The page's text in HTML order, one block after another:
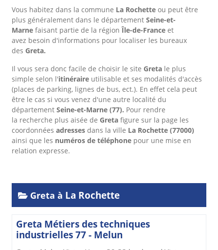
Vous habitez dans la commune La Rochette ou peut être
plus généralement dans le département Seine-et-
Marne faisant partie de la régionÎle-de-France et
avez besoin d'informations pour localiser les bureaux
des Greta.
Il vous sera donc facile de choisir le site Greta le plus
simple selon l'itinéraire utilisable et ses modalités d'accès
(places de parking, lignes de bus, ect.). En effet cela peut
être le cas si vous venez d'une autre localité du
département Seine-et-Marne (77). Pour rendre
la recherche plus aisée de Greta figure sur la page les
coordonnées adresses dans la ville La Rochette (77000)
ainsi que les numéros de téléphone pour une mise en
relation expresse.
Greta à La Rochette
Greta Métiers des techniques
industrielles 77 - Melun